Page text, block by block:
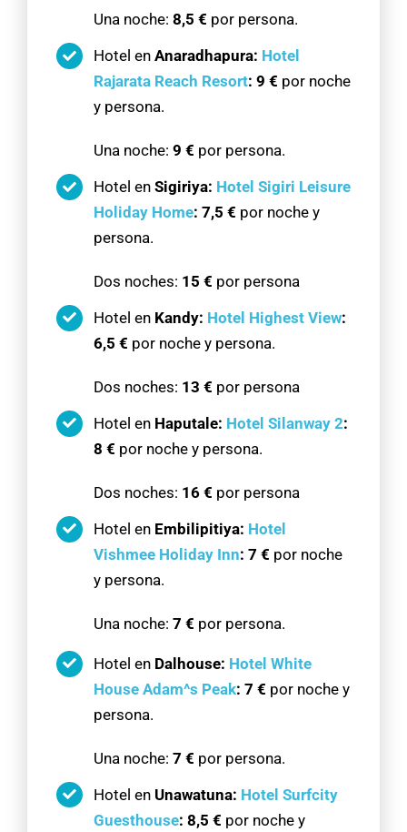
Una noche: 8,5 € por persona.
Hotel en Anaradhapura: Hotel
Rajarata Reach Resort: 9 € por noche
y persona.
Una noche: 9 € por persona.
Hotel enSigiriya: Hotel Sigiri Leisure
Holiday Home: 7,5 € por noche y
persona.
Dos noches: 15 € por persona
Hotel en Kandy: Hotel Highest View:
6,5 € por noche y persona.
Dos noches: 13 € por persona
Hotel enHaputale: Hotel Silanway 2:
8 € por noche y persona.
Dos noches: 16 € por persona
Hotel en Embilipitiya: Hotel
Vishmee Holiday Inn: 7 € por noche
y persona.
Una noche: 7 € por persona.
Hotel en Dalhouse: Hotel White
House Adam^s Peak: 7 € por noche y
persona.
Una noche: 7 € por persona.
Hotel en Unawatuna: Hotel Surfcity
Guesthouse: 8,5 € por noche y